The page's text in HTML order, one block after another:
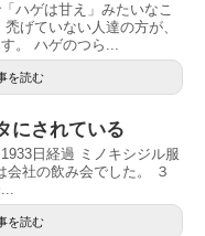
ハゲは甘え」みたいなこ
げていない人達の方が、
。 ハゲのつら...
を読む
にされている
日経過 ミノキシジル服
会社の飲み会でした。 ３
を読む